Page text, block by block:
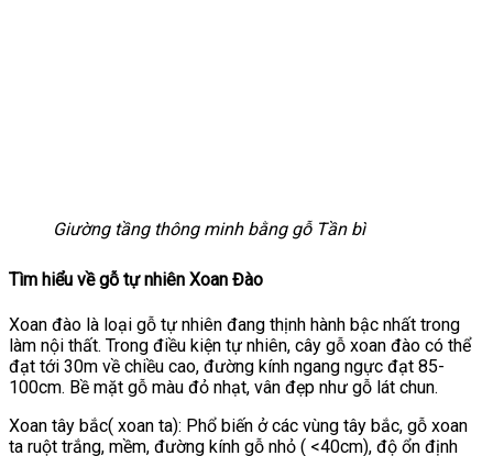
Giường tầng thông minh bằng gỗ Tần bì
Tìm hiểu về gỗ tự nhiên Xoan Đào
Xoan đào là loại gỗ tự nhiên đang thịnh hành bậc nhất trong
làm nội thất. Trong điều kiện tự nhiên, cây gỗ xoan đào có thể
đạt tới 30m về chiều cao, đường kính ngang ngực đạt 85-
100cm. Bề mặt gỗ màu đỏ nhạt, vân đẹp như gỗ lát chun.
Xoan tây bắc( xoan ta): Phổ biến ở các vùng tây bắc, gỗ xoan
ta ruột trắng, mềm, đường kính gỗ nhỏ ( <40cm), độ ổn định